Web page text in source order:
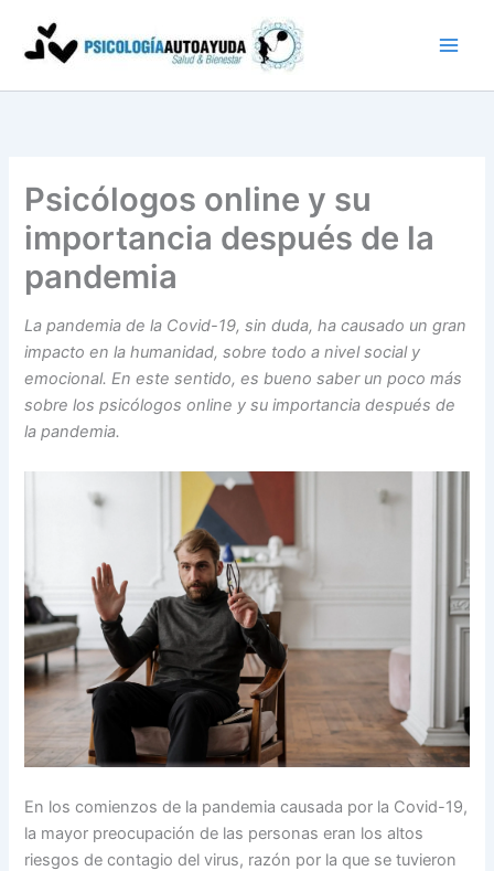
contenido
Psicólogos online y su
importancia después de la
pandemia
La pandemia de la Covid-19, sin duda, ha causado un gran
impacto en la humanidad, sobre todo a nivel social y
emocional. En este sentido, es bueno saber un poco más
sobre los psicólogos online y su importancia después de
la pandemia.
En los comienzos de la pandemia causada por la Covid-19,
la mayor preocupación de las personas eran los altos
riesgos de contagio del virus, razón por la que se tuvieron